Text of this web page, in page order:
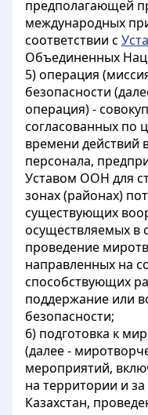
предполагающей
международных
соответствии с
Объединенных
5) операция
безопасности
операция) -
согласованных по
времени действий
персонала,
Уставом ООН для
зонах (районах)
существующих
осуществляемых в
проведение
направленных на
способствующих
поддержание или
безопасности;
6) подготовка к
(далее -
мероприятий,
на территории и
Казахстан,